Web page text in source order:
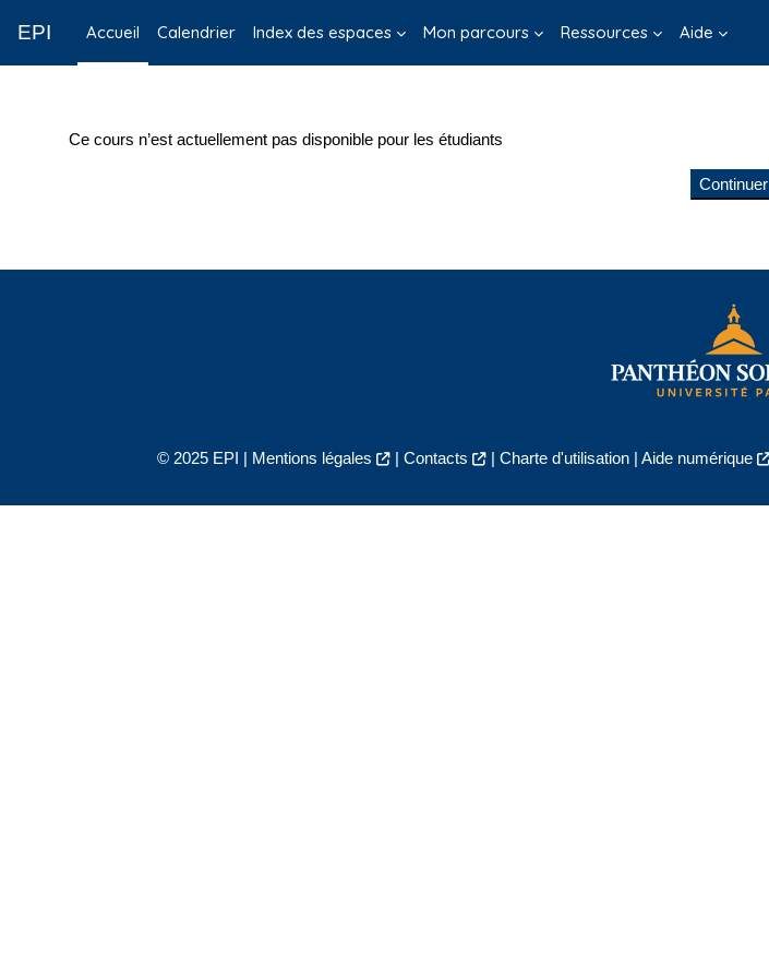
EPI Accueil Calendrier Index des espaces Mon parcours Ressources Aide
Ce cours n’est actuellement pas disponible pour les étudiants
Continuer
© 2025 EPI | Mentions légales | Contacts | Charte d'utilisation| Aide numérique